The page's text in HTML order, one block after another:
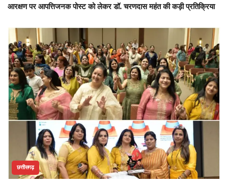
आरक्षण पर आपत्तिजनक पोस्ट को लेकर डॉ. चरणदास महंत की कड़ी प्रतिक्रिया
छत्तीसगढ़